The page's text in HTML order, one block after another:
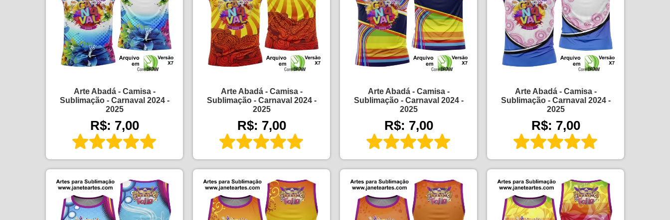
Arte Abadá - Camisa -
Sublimação - Carnaval 2024 -
2025
R$: 7,00
Arte Abadá - Camisa -
Sublimação - Carnaval 2024 -
2025
R$: 7,00
Arte Abadá - Camisa -
Sublimação - Carnaval 2024 -
2025
R$: 7,00
Arte Abadá - Camisa -
Sublimação - Carnaval 2024 -
2025
R$: 7,00